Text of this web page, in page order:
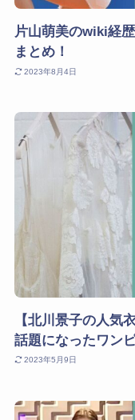
片山萌美のwiki経
まとめ！
2023年8月4日
【北川景子の人気
話題になったワン
2023年5月9日